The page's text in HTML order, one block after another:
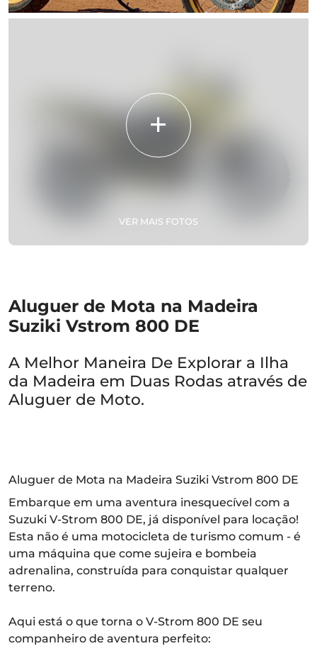
VER MAIS FOTOS
Aluguer de Mota na Madeira
Suziki Vstrom 800 DE
A Melhor Maneira De Explorar a Ilha
da Madeira em Duas Rodas através de
Aluguer de Moto.
Aluguer de Mota na Madeira Suziki Vstrom 800 DE
Embarque em uma aventura inesquecível com a
Suzuki V-Strom 800 DE, já disponível para locação!
Esta não é uma motocicleta de turismo comum - é
uma máquina que come sujeira e bombeia
adrenalina, construída para conquistar qualquer
terreno.
Aqui está o que torna o V-Strom 800 DE seu
companheiro de aventura perfeito: